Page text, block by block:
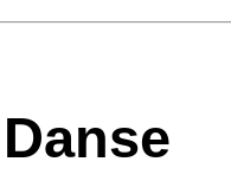
Danse